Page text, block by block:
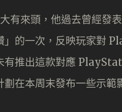
有來頭，他過去曾經發
」的一次，反映玩家對
有推出這款對應
在本周末發布一些示範